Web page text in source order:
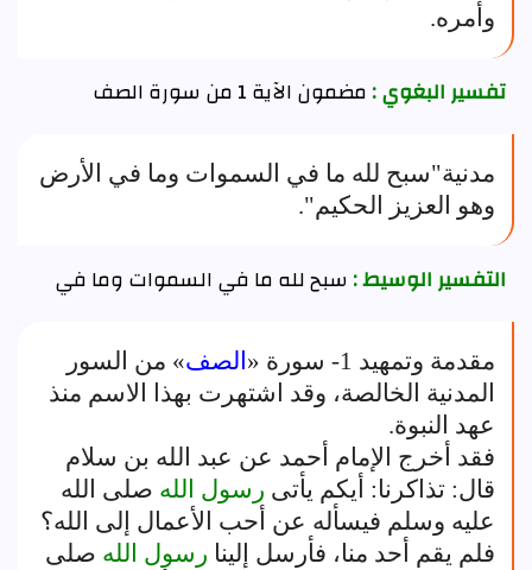
وأمره.
تفسير البغوي :مضمون الآية 1 من سورة الصف
مدنية"سبح لله ما في السموات وما في الأرض
وهو العزيز الحكيم".
التفسير الوسيط :سبح لله ما في السموات وما في
مقدمة وتمهيد 1- سورة « الصف» من السور
المدنية الخالصة، وقد اشتهرت بهذا الاسم منذ
عهد النبوة.
فقد أخرج الإمام أحمد عن عبد الله بن سلام
قال: تذاكرنا: أيكم يأتى رسول الله صلى الله
عليه وسلم فيسأله عن أحب الأعمال إلى الله؟
فلم يقم أحد منا، فأرسل إلينا رسول الله صلى